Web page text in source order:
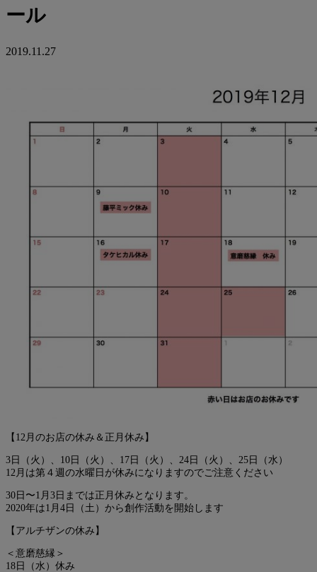
ール
2019.11.27
【12月のお店の休み＆正月休み】
3日（火）、10日（火）、17日（火）、24日（火）、25日（水）
12月は第４週の水曜日が休みになりますのでご注意ください
30日〜1月3日までは正月休みとなります。
2020年は1月4日（土）から創作活動を開始します
【アルチザンの休み】
＜意磨慈縁＞
18日（水）休み